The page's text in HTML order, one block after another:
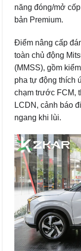
năng đóng/mở
bản Premium.
Điểm nâng cấp
toàn chủ động
(MMSS), gồm
pha tự động thích
chạm trước FCM,
LCDN, cảnh báo
ngang khi lùi.